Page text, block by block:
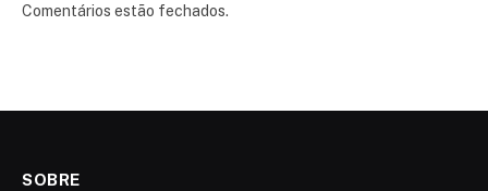
Comentários estão fechados.
SOBRE